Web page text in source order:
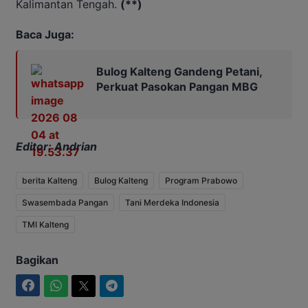
Kalimantan Tengah. (**)
Baca Juga:
Bulog Kalteng Gandeng Petani,
Perkuat Pasokan Pangan MBG
Editor: Andrian
berita Kalteng Bulog Kalteng Program Prabowo
Swasembada Pangan Tani Merdeka Indonesia
TMI Kalteng
Bagikan